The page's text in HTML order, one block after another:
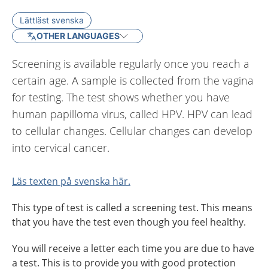
Lättläst svenska
OTHER LANGUAGES
Screening is available regularly once you reach a
certain age. A sample is collected from the vagina
for testing. The test shows whether you have
human papilloma virus, called HPV. HPV can lead
to cellular changes. Cellular changes can develop
into cervical cancer.
Läs texten på svenska här.
This type of test is called a screening test. This means
that you have the test even though you feel healthy.
You will receive a letter each time you are due to have
a test. This is to provide you with good protection